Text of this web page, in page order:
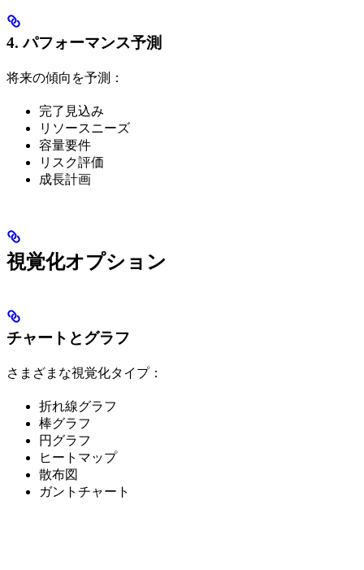
4. パフォーマンス予測
将来の傾向を予測：
完了見込み
リソースニーズ
容量要件
リスク評価
成長計画
視覚化オプション
チャートとグラフ
さまざまな視覚化タイプ：
折れ線グラフ
棒グラフ
円グラフ
ヒートマップ
散布図
ガントチャート